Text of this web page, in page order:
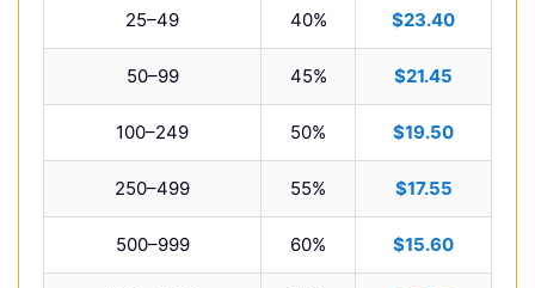
25–49 40% $23.40
50–99 45% $21.45
100–249 50% $19.50
250–499 55% $17.55
500–999 60% $15.60